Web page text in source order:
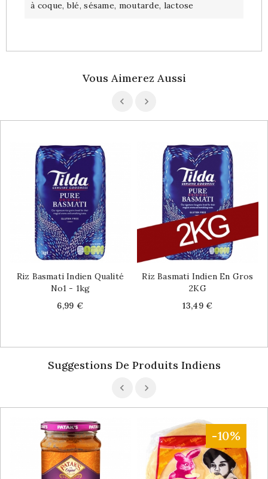
à coque, blé, sésame, moutarde, lactose
Vous Aimerez Aussi
Riz Basmati Indien Qualité
No1 - 1kg
Price
6,99 €
Riz Basmati Indien En Gros
2KG
Price
13,49 €
Suggestions De Produits Indiens
-10%